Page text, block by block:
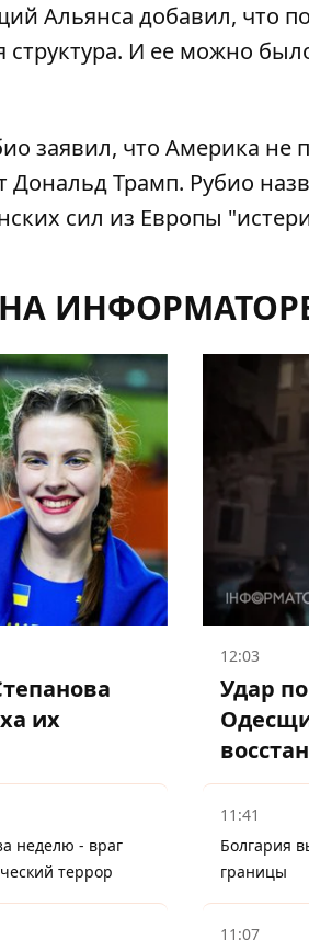
Альянса добавил, что
И ее можно
заявил, что Америка не
Дональд Трамп. Рубио
сил из Европы
их
12:03
Удар
неделю - враг
террор
11:41
Болгария
границы
11:07